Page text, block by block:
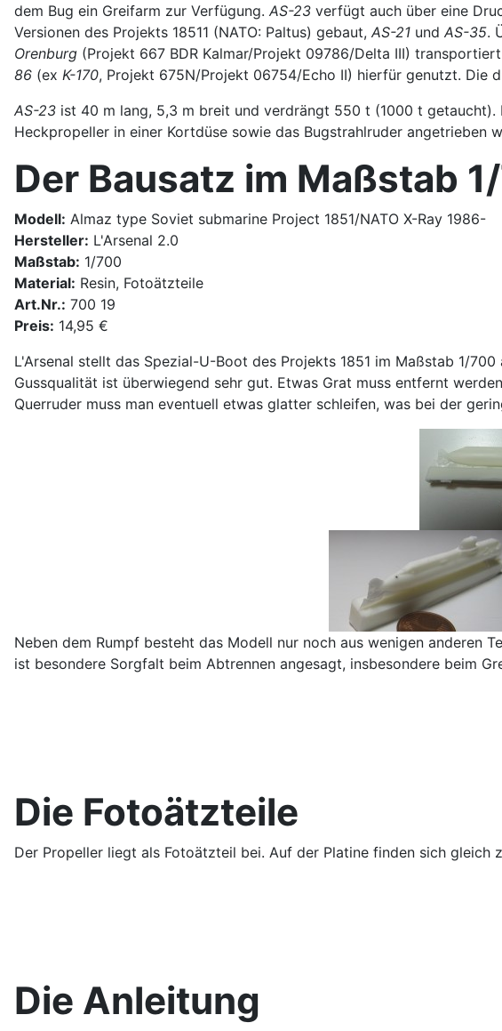
dem Bug ein Greifarm zur Verfügung. AS-23 verfügt auch über eine
Versionen des Projekts 18511 (NATO: Paltus) gebaut, AS-21 und AS-35.
Orenburg (Projekt 667 BDR Kalmar/Projekt 09786/Delta III)
86 (ex K-170, Projekt 675N/Projekt 06754/Echo II) hierfür genutzt. Die
AS-23 ist 40 m lang, 5,3 m breit und verdrängt 550 t (1000 t
Heckpropeller in einer Kortdüse sowie das Bugstrahlruder angetrieben
Der Bausatz im Maßstab
Modell: Almaz type Soviet submarine Project 1851/NATO X-Ray 1986-
Hersteller: L'Arsenal 2.0
Maßstab: 1/700
Material: Resin, Fotoätzteile
Art.Nr.: 700 19
Preis: 14,95 €
L'Arsenal stellt das Spezial-U-Boot des Projekts 1851 im Maßstab 1/
Gussqualität ist überwiegend sehr gut. Etwas Grat muss entfernt
Querruder muss man eventuell etwas glatter schleifen, was bei der
Neben dem Rumpf besteht das Modell nur noch aus wenigen anderen
ist besondere Sorgfalt beim Abtrennen angesagt, insbesondere beim
Die Fotoätzteile
Der Propeller liegt als Fotoätzteil bei. Auf der Platine finden sich
Die Anleitung